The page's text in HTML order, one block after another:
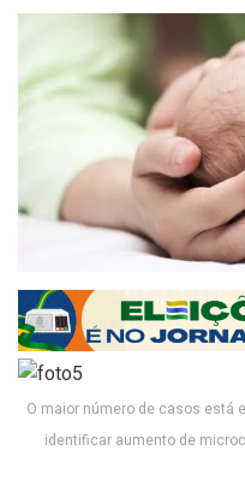
O maior número de casos está
identificar aumento de